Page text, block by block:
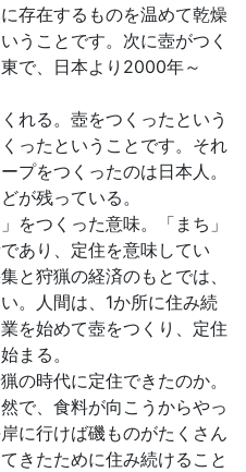
存在するものを温めて乾燥
うことです。次に壺がつく
で、日本より2000年～
れる。壺をつくったという
ったということです。それ
プをつくったのは日本人。
が残っている。
をつくった意味。「まち」
あり、定住を意味してい
と狩猟の経済のもとでは、
。人間は、1か所に住み続
を始めて壺をつくり、定住
まる。
の時代に定住できたのか。
で、食料が向こうからやっ
に行けば磯ものがたくさん
きたために住み続けること